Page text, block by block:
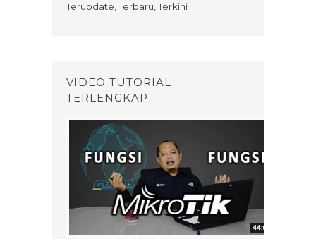
Terupdate, Terbaru, Terkini
VIDEO TUTORIAL
TERLENGKAP